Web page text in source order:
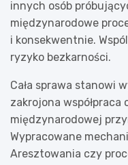
innych osób
międzynarodowe
i konsekwentnie.
ryzyko bezkarności.
Cała sprawa stanowi
zakrojona
międzynarodowej
Wypracowane
Aresztowania czy